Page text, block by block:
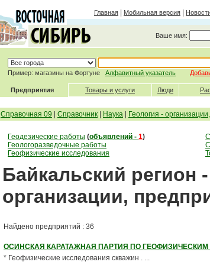
Главная Мобильная версия
Ваше имя:
Пример: магазины на Фортуне Алфавитный указатель
Предприятия Товары и услуги Люди
Справочная 09 Справочник Наука Геология -
Геодезические работы (объявлений - 1)
Геологоразведочные работы
Геофизические исследования
Байкальский регион
организации,
Найдено предприятий : 36
ОСИНСКАЯ КАРАТАЖНАЯ ПАРТИЯ ПО ГЕОФИЗИЧЕСКИМ
* Геофизические исследования скважин . ...